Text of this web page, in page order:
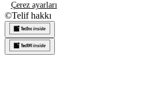
Çerez ayarları
©Telif hakkı